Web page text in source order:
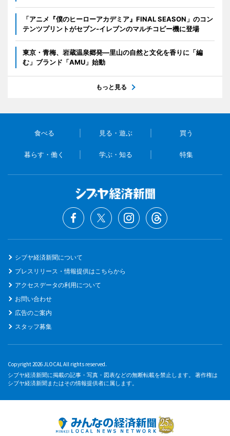
「アニメ『僕のヒーローアカデミア』FINAL SEASON」のコン
テンツプリントがセブン‐イレブンのマルチコピー機に登場
東京・青梅、岩蔵温泉郷発―里山の自然と文化を香りに「編
む」ブランド「AMU」始動
もっと見る
食べる 見る・遊ぶ 買う
暮らす・働く 学ぶ・知る 特集
シブヤ経済新聞について
プレスリリース・情報提供はこちらから
アクセスデータの利用について
お問い合わせ
広告のご案内
スタッフ募集
Copyright 2026 JLOCAL All rights reserved.
シブヤ経済新聞に掲載の記事・写真・図表などの無断転載を禁止します。 著作権は
シブヤ経済新聞またはその情報提供者に属します。